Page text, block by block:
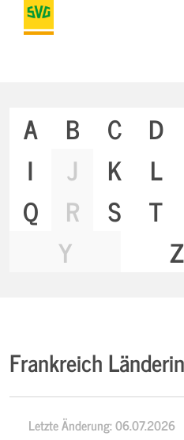
A B C D
I
J K L
Q
R S T
Y
Z
Frankreich
Letzte Änderung: 06.07.2026